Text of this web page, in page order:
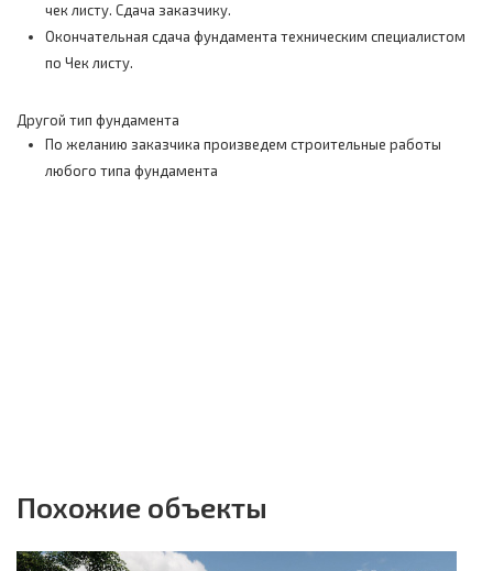
чек листу. Сдача заказчику.
Окончательная сдача фундамента техническим специалистом
по Чек листу.
Другой тип фундамента
По желанию заказчика произведем строительные работы
любого типа фундамента
Похожие объекты